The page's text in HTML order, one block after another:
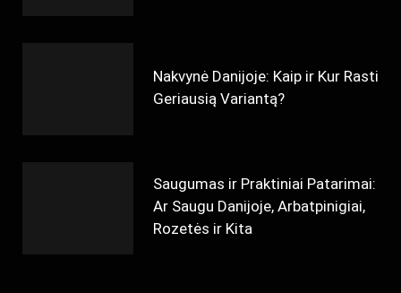
Nakvynė Danijoje: Kaip ir Kur Rasti
Geriausią Variantą?
Saugumas ir Praktiniai Patarimai:
Ar Saugu Danijoje, Arbatpinigiai,
Rozetės ir Kita